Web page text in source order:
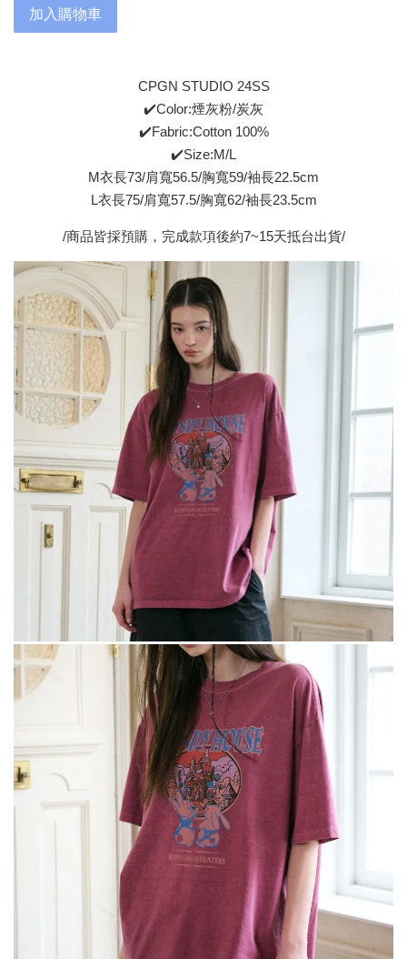
加入購物車
CPGN STUDIO 24SS
✔️Color:煙灰粉/炭灰
✔️Fabric:Cotton 100%
✔️Size:M/L
M衣長73/肩寬56.5/胸寬59/袖長22.5cm
L衣長75/肩寬57.5/胸寬62/袖長23.5cm
/商品皆採預購，完成款項後約7~15天抵台出貨/